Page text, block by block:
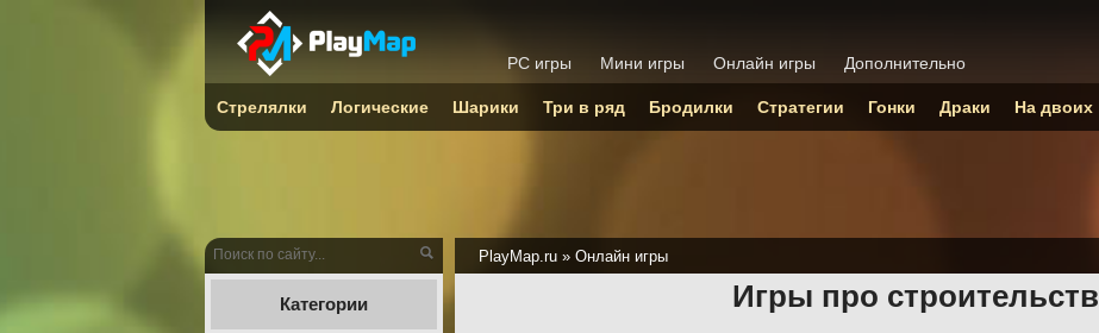
PlayMap.ru » Онлайн игры
Игры про
Категории
PC игры Мини игры Онлайн игры Дополнительно
Стрелялки Логические Шарики Три в ряд Бродилки Стратегии Гонки Драки На двоих